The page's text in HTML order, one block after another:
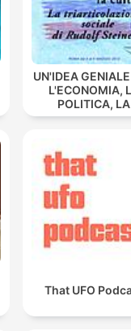
UN'IDEA
L'ECONOMIA,
POLITICA, LA
CULTURA -
Steiner
That UFO